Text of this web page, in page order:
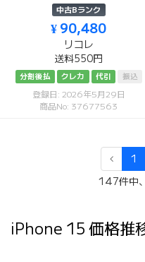
中古Bランク
¥ 90,480
リコレ
送料550円
分割後払 クレカ 代引 振込
登録日: 2026年5月29日
商品No: 37677563
1
147件中
iPhone 15 価格推